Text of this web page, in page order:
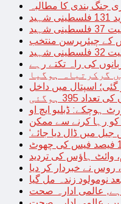
جنگ بندی کا مطالبہ
کے چیئرپرسن منتخب
کی راہ تکتے رہے
گرکرتباہ ہوگیا
395 ہوگئی
ہوچکے: ڈبلیو ایچ او
کو رہا کرنے سے ممکن
وائٹ ہاؤس کی تردید
روس نے خبردار کر دیا
عالمی ادارہ صحت